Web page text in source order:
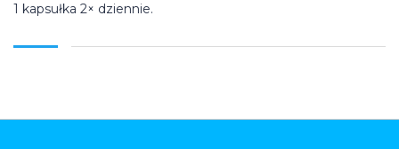
1 kapsułka 2× dziennie.